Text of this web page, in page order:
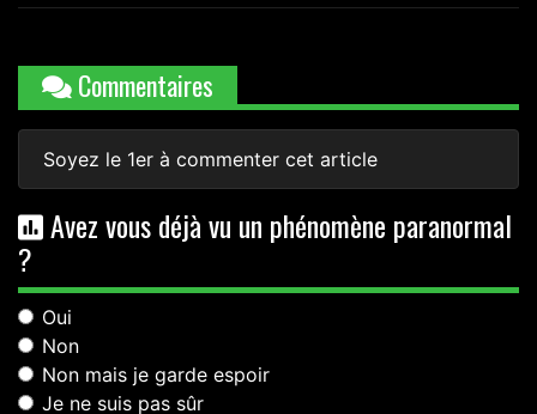
Commentaires
Soyez le 1er à commenter cet article
Avez vous déjà vu un phénomène paranormal
?
Oui
Non
Non mais je garde espoir
Je ne suis pas sûr